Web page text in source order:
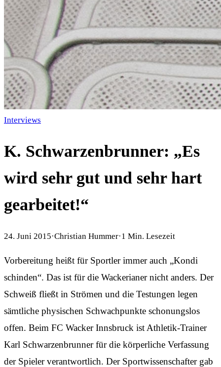
Interviews
K. Schwarzenbrunner: „Es
wird sehr gut und sehr hart
gearbeitet!“
24. Juni 2015·Christian Hummer·1 Min. Lesezeit
Vorbereitung heißt für Sportler immer auch „Kondi
schinden“. Das ist für die Wackerianer nicht anders. Der
Schweiß fließt in Strömen und die Testungen legen
sämtliche physischen Schwachpunkte schonungslos
offen. Beim FC Wacker Innsbruck ist Athletik-Trainer
Karl Schwarzenbrunner für die körperliche Verfassung
der Spieler verantwortlich. Der Sportwissenschafter gab